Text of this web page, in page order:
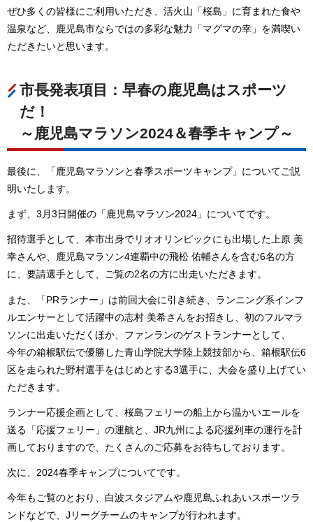
ぜひ多くの皆様にご利用いただき、活火山「桜島」に育まれた食や
温泉など、鹿児島市ならではの多彩な魅力「マグマの幸」を満喫い
ただきたいと思います。
市長発表項目：早春の鹿児島はスポーツ
だ！
～鹿児島マラソン2024＆春季キャンプ～
最後に、「鹿児島マラソンと春季スポーツキャンプ」についてご説
明いたします。
まず、3月3日開催の「鹿児島マラソン2024」についてです。
招待選手として、本市出身でリオオリンピックにも出場した上原 美
幸さんや、鹿児島マラソン4連覇中の飛松 佑輔さんを含む6名の方
に、要請選手として、ご覧の2名の方に出走いただきます。
また、「PRランナー」は前回大会に引き続き、ランニング系インフ
ルエンサーとして活躍中の志村 美希さんをお招きし、初のフルマラ
ソンに出走いただくほか、ファンランのゲストランナーとして、
今年の箱根駅伝で優勝した青山学院大学陸上競技部から、箱根駅伝6
区を走られた野村選手をはじめとする3選手に、大会を盛り上げてい
ただきます。
ランナー応援企画として、桜島フェリーの船上から温かいエールを
送る「応援フェリー」の運航と、JR九州による応援列車の運行を計
画しておりますので、たくさんのご応募をお待ちしております。
次に、2024春季キャンプについてです。
今年もご覧のとおり、白波スタジアムや鹿児島ふれあいスポーツラ
ンドなどで、Jリーグチームのキャンプが行われます。